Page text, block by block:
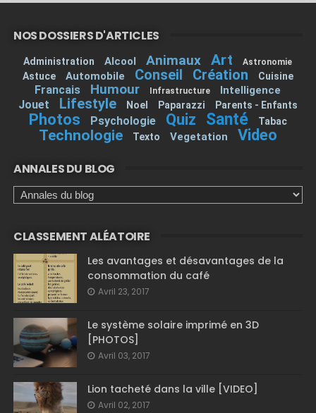
NOS DOSSIERS D'ARTICLES
Administration Alcool Animaux Art Astronomie
Astuce Automobile Conseil Création Cuisine
Francais Humour Infrastructure Intelligence
Jouet Lifestyle Noel Paparazzi Parents - Enfants
Photos Psychologie Quiz Santé Tabac
Technologie Texto Vegetation Video
ANNALES DU BLOG
CLASSEMENT ALÉATOIRE
Les avantages et désavantages de la
consommation du café
Avril 23, 2017
Le système solaire imprimé en 3D
[PHOTOS]
Avril 03, 2017
Lion tacheté dans la ville [VIDEO]
Avril 02, 2017